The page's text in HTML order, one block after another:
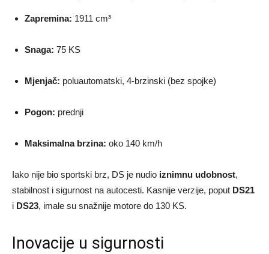
Zapremina: 1911 cm³
Snaga: 75 KS
Mjenjač: poluautomatski, 4-brzinski (bez spojke)
Pogon: prednji
Maksimalna brzina: oko 140 km/h
Iako nije bio sportski brz, DS je nudio iznimnu udobnost,
stabilnost i sigurnost na autocesti. Kasnije verzije, poput DS21
i DS23, imale su snažnije motore do 130 KS.
Inovacije u sigurnosti